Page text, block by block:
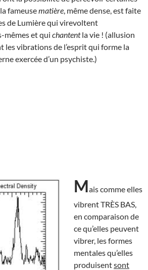
fameusematière , même dense, est faite
de Lumière qui virevoltent
mêmes et qui chantentla vie ! (allusion
les vibrations de l’esprit qui forme la
exercée d’un psychiste.)
Mais comme elles
vibrent TRÈS BAS,
en comparaison de
ce qu’elles peuvent
vibrer, les formes
mentales qu’elles
produisentsont